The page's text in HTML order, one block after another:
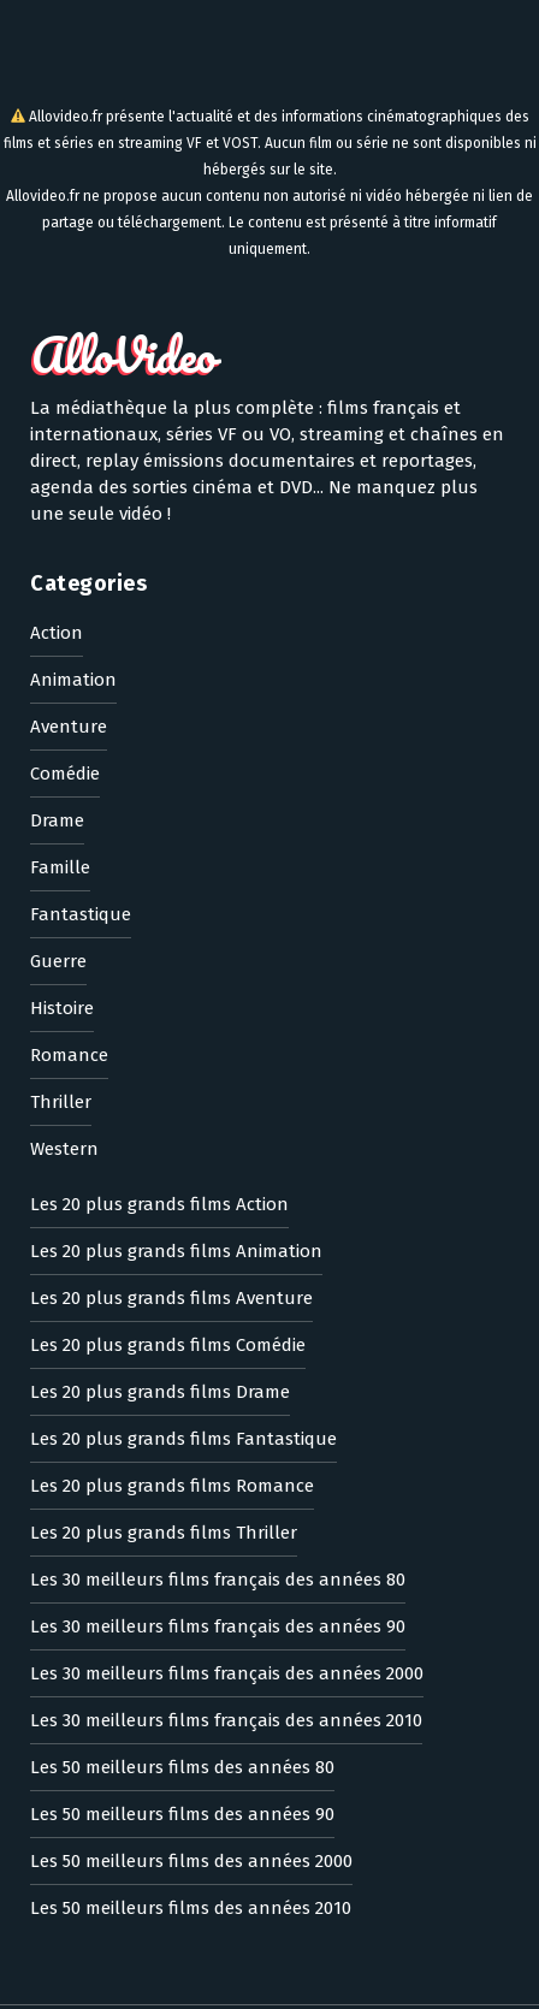
Allovideo.fr présente l'actualité et des informations cinématographiques des
films et séries en streaming VF et VOST. Aucun film ou série ne sont disponibles ni
hébergés sur le site.
Allovideo.fr ne propose aucun contenu non autorisé ni vidéo hébergée ni lien de
partage ou téléchargement. Le contenu est présenté à titre informatif
uniquement.
La médiathèque la plus complète : films français et
internationaux, séries VF ou VO, streaming et chaînes en
direct, replay émissions documentaires et reportages,
agenda des sorties cinéma et DVD... Ne manquez plus
une seule vidéo !
Categories
Action
Animation
Aventure
Comédie
Drame
Famille
Fantastique
Guerre
Histoire
Romance
Thriller
Western
Les 20 plus grands films Action
Les 20 plus grands films Animation
Les 20 plus grands films Aventure
Les 20 plus grands films Comédie
Les 20 plus grands films Drame
Les 20 plus grands films Fantastique
Les 20 plus grands films Romance
Les 20 plus grands films Thriller
Les 30 meilleurs films français des années 80
Les 30 meilleurs films français des années 90
Les 30 meilleurs films français des années 2000
Les 30 meilleurs films français des années 2010
Les 50 meilleurs films des années 80
Les 50 meilleurs films des années 90
Les 50 meilleurs films des années 2000
Les 50 meilleurs films des années 2010